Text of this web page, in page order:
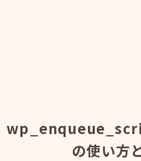
の使い方